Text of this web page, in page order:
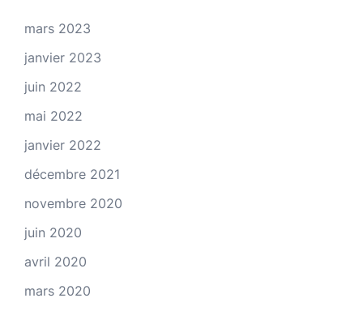
mars 2023
janvier 2023
juin 2022
mai 2022
janvier 2022
décembre 2021
novembre 2020
juin 2020
avril 2020
mars 2020